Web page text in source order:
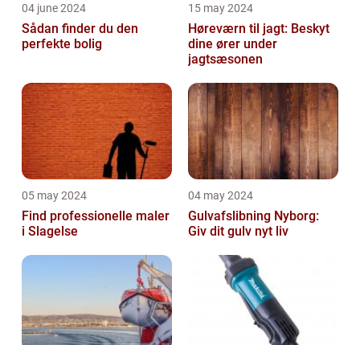
04 june 2024
Sådan finder du den
perfekte bolig
15 may 2024
Høreværn til jagt: Beskyt
dine ører under
jagtsæsonen
05 may 2024
Find professionelle maler
i Slagelse
04 may 2024
Gulvafslibning Nyborg:
Giv dit gulv nyt liv